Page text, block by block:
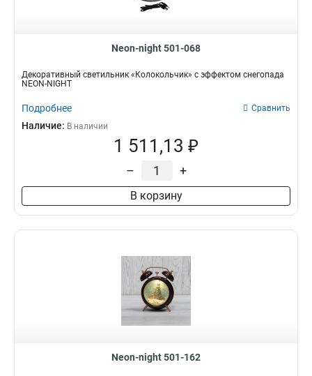
Neon-night 501-068
Декоративный светильник «Колокольчик» с эффектом снегопада
NEON-NIGHT
Подробнее Сравнить
Наличие: В наличии
1 511,13 ₽
– +
В корзину
Neon-night 501-162